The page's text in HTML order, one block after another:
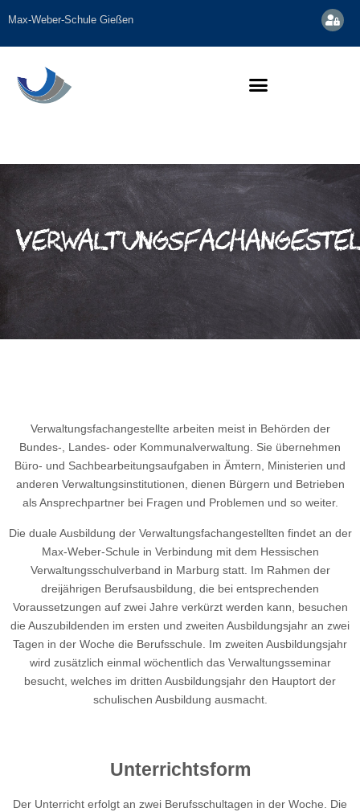
Max-Weber-Schule Gießen
Verwaltungsfachangestellte arbeiten meist in Behörden der
Bundes-, Landes- oder Kommunalverwaltung. Sie übernehmen
Büro- und Sachbearbeitungsaufgaben in Ämtern, Ministerien und
anderen Verwaltungsinstitutionen, dienen Bürgern und Betrieben
als Ansprechpartner bei Fragen und Problemen und so weiter.
Die duale Ausbildung der Verwaltungsfachangestellten findet an der
Max-Weber-Schule in Verbindung mit dem Hessischen
Verwaltungsschulverband in Marburg statt. Im Rahmen der
dreijährigen Berufsausbildung, die bei entsprechenden
Voraussetzungen auf zwei Jahre verkürzt werden kann, besuchen
die Auszubildenden im ersten und zweiten Ausbildungsjahr an zwei
Tagen in der Woche die Berufsschule. Im zweiten Ausbildungsjahr
wird zusätzlich einmal wöchentlich das Verwaltungsseminar
besucht, welches im dritten Ausbildungsjahr den Hauptort der
schulischen Ausbildung ausmacht.
Unterrichtsform
Der Unterricht erfolgt an zwei Berufsschultagen in der Woche. Die